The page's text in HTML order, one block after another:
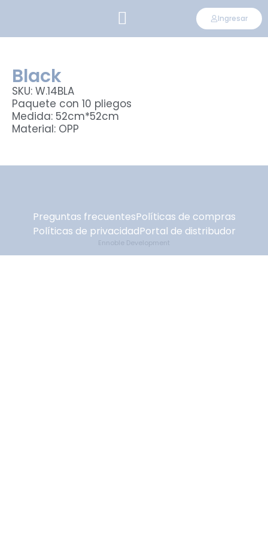
Ingresar
Black
SKU: W.14BLA
Paquete con 10 pliegos
Medida: 52cm*52cm
Material: OPP
Preguntas frecuentesPolíticas de compras
Políticas de privacidadPortal de distribudor
Ennoble Development